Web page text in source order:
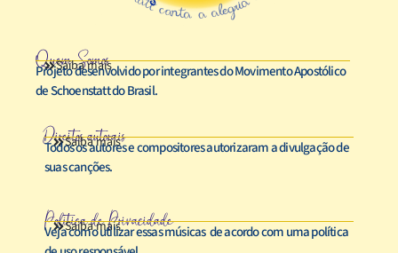
Quem Somos
Saiba mais
Projeto desenvolvido por integrantes do Movimento Apostólico
de Schoenstatt do Brasil.
Direitos autorais
Saiba mais
Todos os autores e compositores autorizaram a divulgação de
suas canções.
Política de Privacidade
Saiba mais
Veja como utilizar essas músicas de acordo com uma política